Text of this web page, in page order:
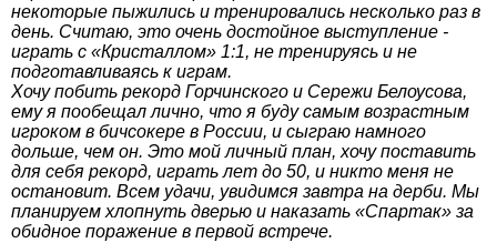
некоторые пыжились и тренировались несколько раз в
день. Считаю, это очень достойное выступление -
играть с «Кристаллом» 1:1, не тренируясь и не
подготавливаясь к играм.
Хочу побить рекорд Горчинского и Сережи Белоусова,
ему я пообещал лично, что я буду самым возрастным
игроком в бичсокере в России, и сыграю намного
дольше, чем он. Это мой личный план, хочу поставить
для себя рекорд, играть лет до 50, и никто меня не
остановит. Всем удачи, увидимся завтра на дерби. Мы
планируем хлопнуть дверью и наказать «Спартак» за
обидное поражение в первой встрече.